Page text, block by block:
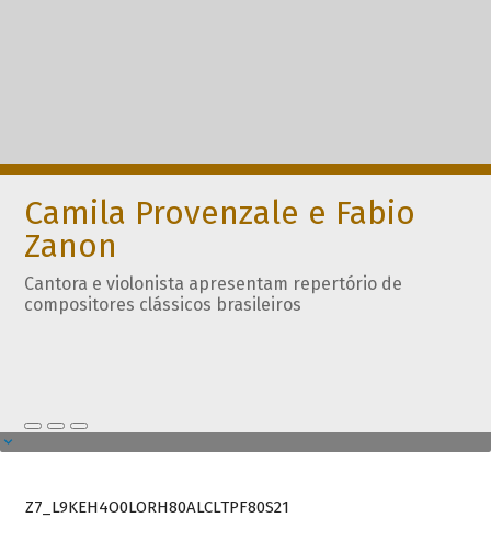
Camila Provenzale e Fabio
Zanon
Cantora e violonista apresentam repertório de
compositores clássicos brasileiros
Z7_L9KEH4O0LORH80ALCLTPF80S21